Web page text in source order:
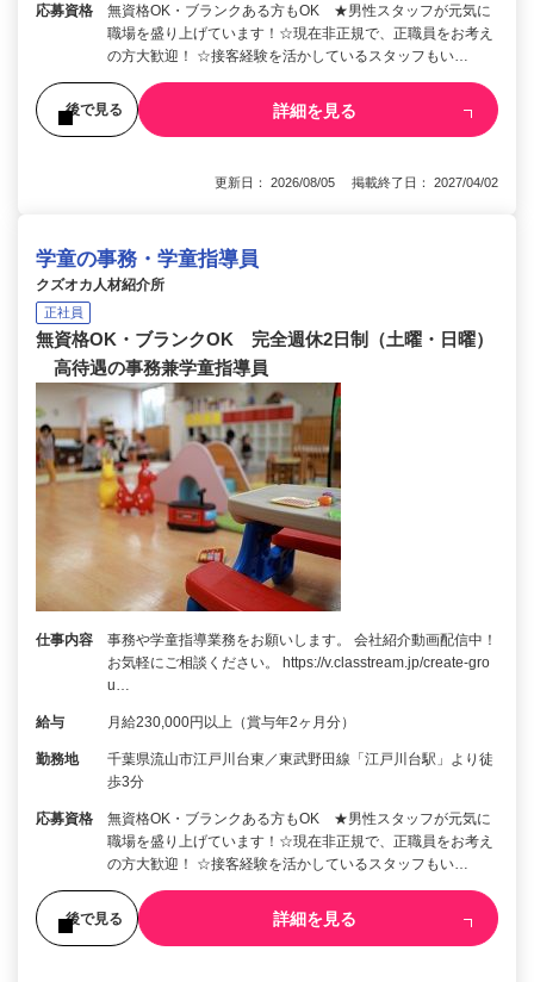
応募資格
無資格OK・ブランクある方もOK ★男性スタッフが元気に
職場を盛り上げています！☆現在非正規で、正職員をお考え
の方大歓迎！ ☆接客経験を活かしているスタッフもい…
後で見る 詳細を見る
更新日： 2026/08/05 掲載終了日： 2027/04/02
学童の事務・学童指導員
クズオカ人材紹介所
正社員
無資格OK・ブランクOK 完全週休2日制（土曜・日曜）
高待遇の事務兼学童指導員
仕事内容
事務や学童指導業務をお願いします。 会社紹介動画配信中！
お気軽にご相談ください。 https://v.classtream.jp/create-gro
u…
給与 月給230,000円以上（賞与年2ヶ月分）
勤務地
千葉県流山市江戸川台東／東武野田線「江戸川台駅」より徒
歩3分
応募資格
無資格OK・ブランクある方もOK ★男性スタッフが元気に
職場を盛り上げています！☆現在非正規で、正職員をお考え
の方大歓迎！ ☆接客経験を活かしているスタッフもい…
後で見る 詳細を見る